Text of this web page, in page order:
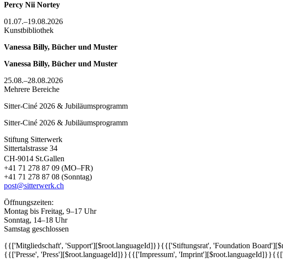
Percy Nii Nortey
01.07.–19.08.2026
Kunstbibliothek
Vanessa Billy, Bücher und Muster
Vanessa Billy, Bücher und Muster
25.08.–28.08.2026
Mehrere Bereiche
Sitter-Ciné 2026 & Jubiläumsprogramm
Sitter-Ciné 2026 & Jubiläumsprogramm
Stiftung Sitterwerk
Sittertalstrasse 34
CH-9014 St.Gallen
+41 71 278 87 09 (MO–FR)
+41 71 278 87 08 (Sonntag)
post@sitterwerk.ch
Öffnungszeiten:
Montag bis Freitag, 9–17 Uhr
Sonntag, 14–18 Uhr
Samstag geschlossen
{{['Mitgliedschaft', 'Support'][$root.languageId]}}{{['Stiftungsrat', 'Foundation
{{['Presse', 'Press'][$root.languageId]}}{{['Impressum', 'Imprint'][$root.languageId]}}